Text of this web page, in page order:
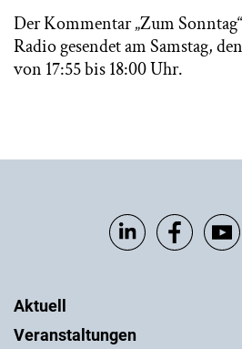
Der Kommentar „Zum
Radio gesendet am Samstag,
von 17:55 bis 18:00 Uhr.
Aktuell
Veranstaltungen